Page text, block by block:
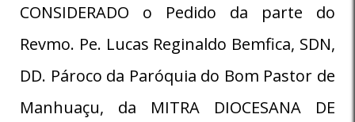
CONSIDERADO o Pedido da parte do
Revmo. Pe. Lucas Reginaldo Bemfica, SDN,
DD. Pároco da Paróquia do Bom Pastor de
Manhuaçu, da MITRA DIOCESANA DE